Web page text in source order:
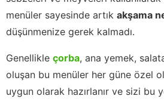
menüler sayesinde artık akşama
düşünmenize gerek kalmadı.
Genellikle çorba, ana yemek,
oluşan bu menüler her güne özel
uygun olarak hazırlanır ve sizi bu